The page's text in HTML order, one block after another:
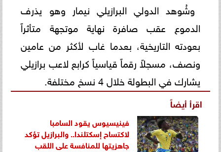
وشُوهد الدولي البرازيلي نيمار وهو يذرف
الدموع عقب صافرة نهاية موتجهة متأثراً
بعودته التاريخية، بعدما غاب لأكثر من عامين
ونصف، مسجلاً رقماً قياسياً كرابع لاعب برازيلي
يشارك في البطولة خلال 4 نسخ مختلفة.
اقرأ أيضاً
فينيسيوس يقود السامبا
لاكتساح إسكتلندا.. والبرازيل تؤكد
جاهزيتها للمنافسة على اللقب